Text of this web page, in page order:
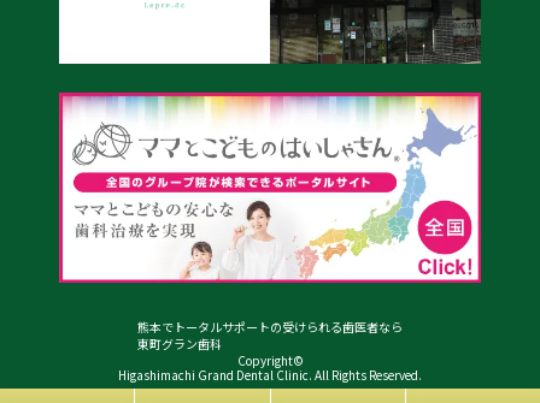
熊本でトータルサポートの受けられる歯医者なら
東町グラン歯科
Copyright©
Higashimachi Grand Dental Clinic. All Rights Reserved.